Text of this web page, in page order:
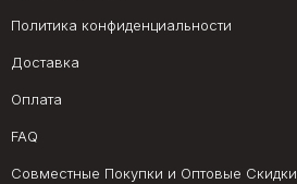
Политика конфиденциальности
Доставка
Оплата
FAQ
Совместные Покупки и Оптовые Скидки